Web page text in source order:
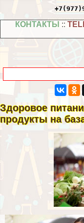
КОНТАКТЫ ::
Здоровое
продукты на